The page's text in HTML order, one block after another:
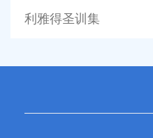
利雅得圣训集